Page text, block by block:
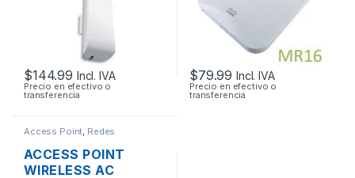
$144.99 Incl. IVA
Precio en efectivo o
transferencia
$79.99 Incl. IVA
Precio en efectivo o
transferencia
Access Point, Redes
ACCESS POINT
WIRELESS AC